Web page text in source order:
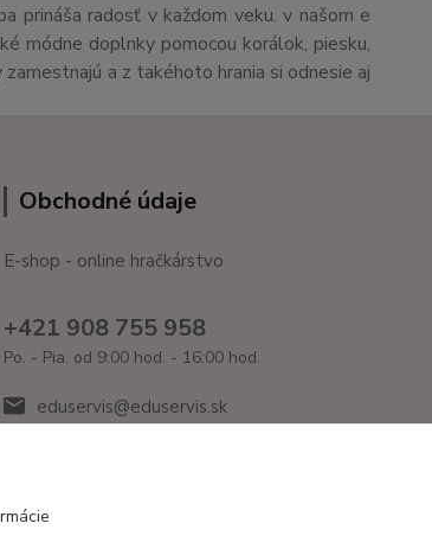
prináša radosť v každom veku. v našom e
módne doplnky pomocou korálok, piesku,
a z takéhoto hrania si odnesie aj
Obchodné údaje
E-shop - online hračkárstvo
+421 908 755 958
Po. - Pia. od 9:00 hod. - 16:00 hod.
eduservis@eduservis.sk